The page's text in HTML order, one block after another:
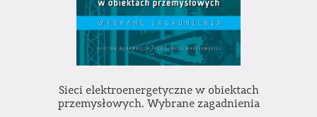
Sieci elektroenergetyczne w obiektach
przemysłowych. Wybrane zagadnienia